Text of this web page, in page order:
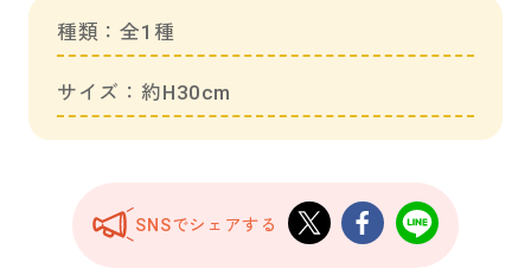
種類：全1種
サイズ：約H30cm
SNSでシェアする